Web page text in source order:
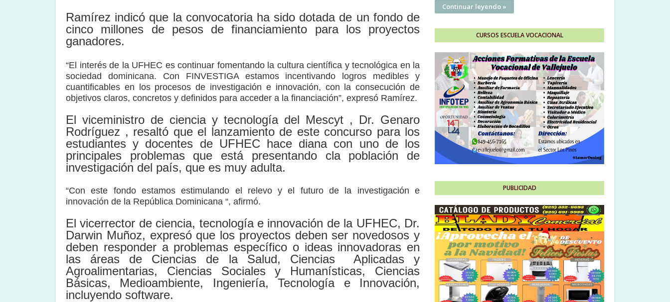
Ramírez indicó que la convocatoria ha sido dotada de un fondo de
cinco millones de pesos de financiamiento para los proyectos
ganadores.
“El interés de la UFHEC es continuar fomentando la cultura científica y tecnológica en la
sociedad dominicana. Con FINVESTIGA estamos incentivando logros medibles y
cuantificables en los procesos de investigación e innovación, con la consecución de
objetivos claros, concretos y definidos para acceder a la financiación”, expresó Ramírez.
El viceministro de ciencia y tecnología del Mescyt , Dr. Genaro
Rodríguez , resaltó que el lanzamiento de este concurso para los
estudiantes y docentes de UFHEC hace diana con uno de los
principales problemas que está presentando cla población de
investigación del país, que es muy adulta.
“Con este fondo estamos estimulando el relevo y el futuro de la investigación e
innovación de la República Dominicana “, afirmó.
El vicerrector de ciencia, tecnología e innovación de la UFHEC, Dr.
Darwin Muñoz, expresó que los proyectos deben ser novedosos y
deben responder a problemas específico o ideas innovadoras en
las áreas de Ciencias de la Salud, Ciencias Aplicadas y
Agroalimentarias, Ciencias Sociales y Humanísticas, Ciencias
Básicas, Medioambiente, Ingeniería, Tecnología e Innovación,
incluyendo software.
Continuar leyendo »
CURSOS ESCUELA VOCACIONAL
PUBLICIDAD